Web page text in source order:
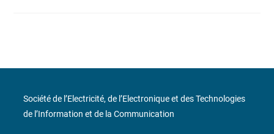
Société de l’Electricité, de l’Electronique et des Technologies
de l’Information et de la Communication